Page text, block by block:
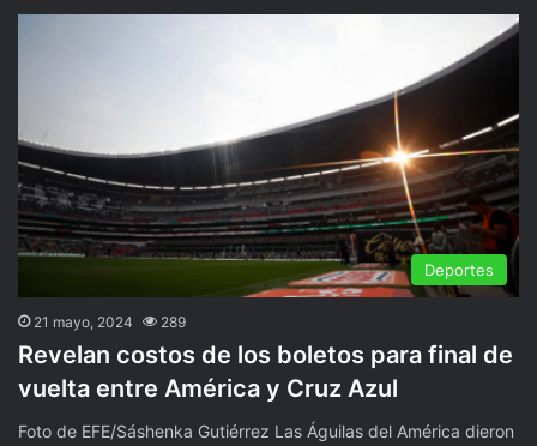
Deportes
21 mayo, 2024 289
Revelan costos de los boletos para final de
vuelta entre América y Cruz Azul
Foto de EFE/Sáshenka Gutiérrez Las Águilas del América dieron